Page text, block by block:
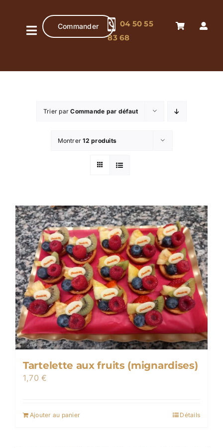
contenuNavigation
Chocolaterie
Commander
04 50 55
83 68
Trier parCommande par défaut
Montrer12 produits
Tartelette aux fruits (mignardises)
1,70€
Ajouter au panier Détails